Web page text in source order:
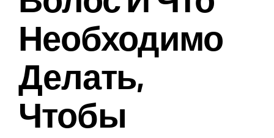
Необходимо
Делать,
Чтобы